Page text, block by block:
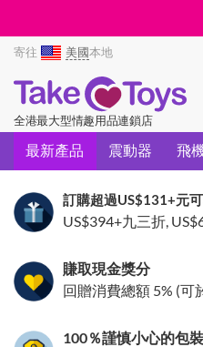
寄往 美國本地
全港最大型情趣用品連鎖店
最新產品 震動器 飛
訂購超過US$131+元
US$394+九三折,
賺取現金獎分
回贈消費總額 5% (可
100％謹慎小心的包裝